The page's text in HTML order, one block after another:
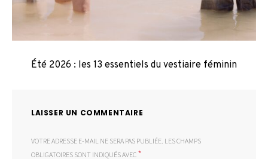
Été 2026 : les 13 essentiels du vestiaire féminin
LAISSER UN COMMENTAIRE
VOTRE ADRESSE E-MAIL NE SERA PAS PUBLIÉE. LES CHAMPS
OBLIGATOIRES SONT INDIQUÉS AVEC *